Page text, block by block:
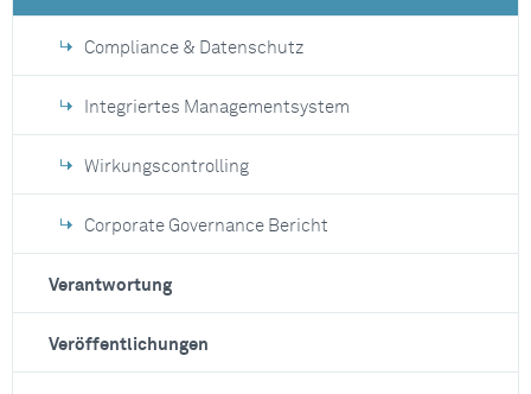
Compliance & Datenschutz
Integriertes Managementsystem
Wirkungscontrolling
Corporate Governance Bericht
Verantwortung
Veröffentlichungen